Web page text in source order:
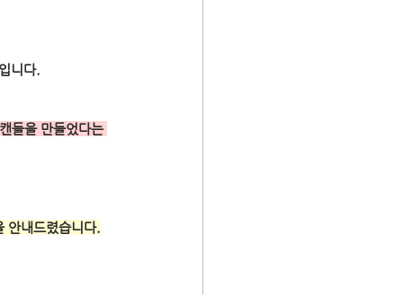
니다.
들을 만들었다는
안내드렸습니다.